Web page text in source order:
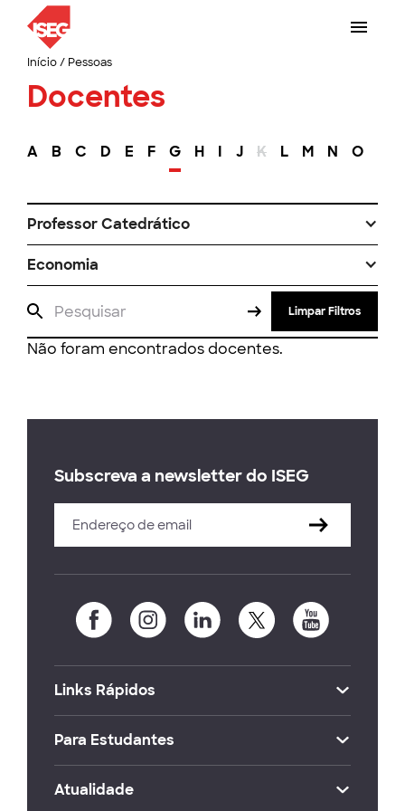
Início/ Pessoas
Docentes
A B C D E F G H I J K L M N O
Professor Catedrático
Economia
Limpar Filtros
Não foram encontrados docentes.
Subscreva a newsletter do ISEG
Links Rápidos
Para Estudantes
Atualidade